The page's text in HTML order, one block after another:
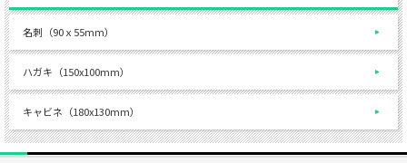
名刺（90ｘ55mm）
ハガキ（150x100mm）
キャビネ（180x130mm）